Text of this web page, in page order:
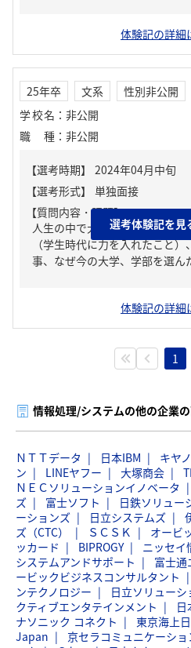
体験記の詳細
25年卒 文系
性別非公開
学校名 ： 非公開
職種 ： 非公開
【質問内容・課題】
人生の中で大きな挫折経験。ど
（学生時代に力を入れたこと
事、なぜ今の大学、学部を選ん
選考体験記を見
体験記の詳細
1
情報処理/システムの他の企業
ＮＴＴデータ 日本IBM
キヤ
ン
LINEヤフー 大塚商会
ＮＥＣソリューションイノベータ
ズ
富士ソフト 日鉄ソリュー
ーションズ
日立システムズ
ズ（CTC）
ＳＣＳＫ オービ
ッカード
BIPROGY ニッセイ
システムアンドサポート
富士通
ービックビジネスコンサルタント
ンテクノロジー
日立ソリューシ
クティブエンタテインメント
ナソニック コネクト
東京海上
Japan
京セラコミュニケーシ